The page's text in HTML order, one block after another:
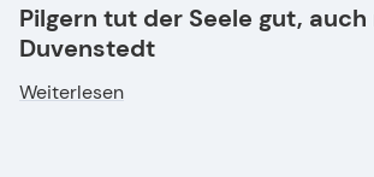
Pilgern tut der Seele gut,
Duvenstedt
Weiterlesen